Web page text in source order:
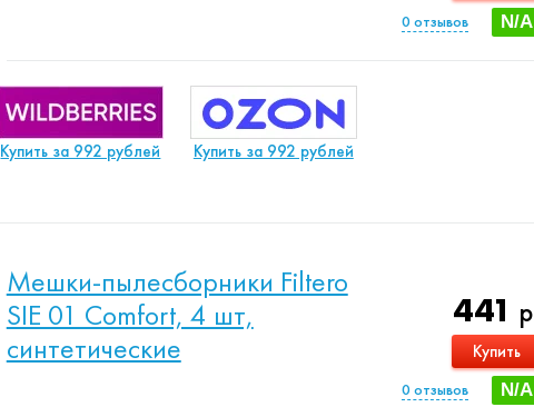
N/A
0 отзывов
Купить за 992 рублей Купить за 992 рублей
Мешки-пылесборники Filtero
SIE 01 Comfort, 4 шт,
синтетические
441
Купить
N/A
0 отзывов